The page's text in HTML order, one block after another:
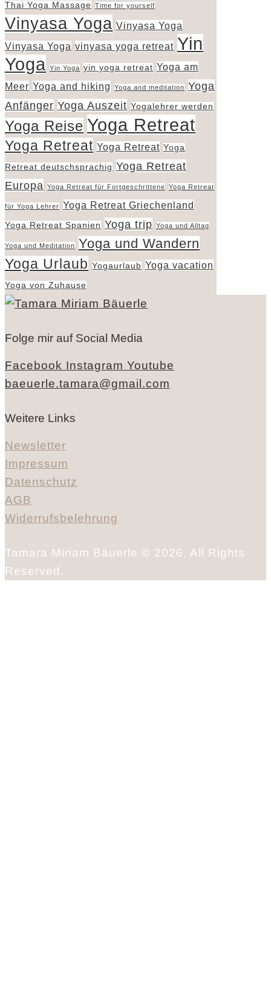
Thai Yoga Massage Time for yourself
Vinyasa Yoga Vinyasa Yoga
Vinyasa Yoga vinyasa yoga retreat Yin
Yoga Yin Yoga yin yoga retreat Yoga am
Meer Yoga and hiking Yoga and meditation Yoga
Anfänger Yoga Auszeit Yogalehrer werden
Yoga Reise Yoga Retreat
Yoga Retreat Yoga Retreat Yoga
Retreat deutschsprachig Yoga Retreat
Europa Yoga Retreat für Fortgeschrittene Yoga Retreat
für Yoga Lehrer Yoga Retreat Griechenland
Yoga Retreat Spanien Yoga trip Yoga und Alltag
Yoga und Meditation Yoga und Wandern
Yoga Urlaub Yogaurlaub Yoga vacation
Yoga von Zuhause
Folge mir auf Social Media
Facebook Instagram Youtube
baeuerle.tamara@gmail.com
Weitere Links
Newsletter
Impressum
Datenschutz
AGB
Widerrufsbelehrung
Tamara Miriam Bäuerle © 2026. All Rights
Reserved.